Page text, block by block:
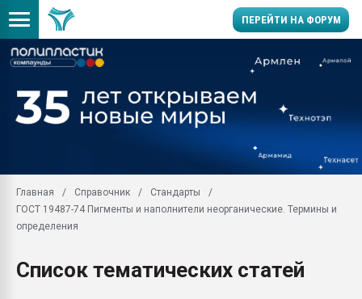
ПЕРЕЙТИ НА ФОРУМ
производство SPC
заводу пластмасс"
28.07.2026
Главная Справочник
Стандарты
ГОСТ 19487-74 Пигменты и наполнители неорганические. Термины и
определения
Список тематических статей